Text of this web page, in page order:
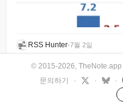
RSS Hunter•7월 2일
© 2015-2026, TheNote.app
문의하기
· · ·